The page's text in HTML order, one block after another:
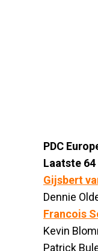
PDC
Laatste 64
Gijsbert
Dennie
Francois
Kevin
Patrick